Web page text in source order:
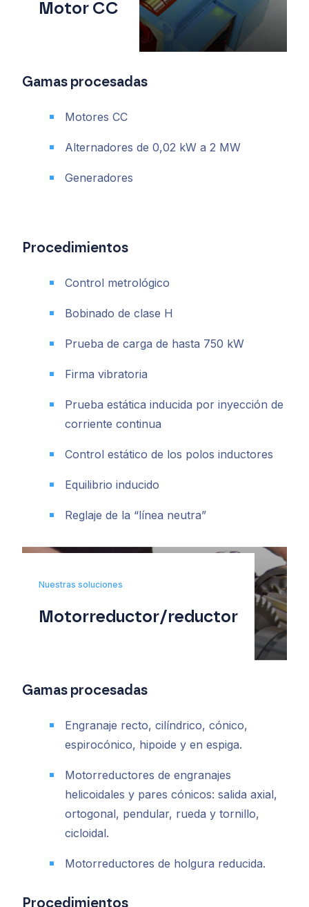
Motor CC
Gamas procesadas
Motores CC
Alternadores de 0,02 kW a 2 MW
Generadores
Procedimientos
Control metrológico
Bobinado de clase H
Prueba de carga de hasta 750 kW
Firma vibratoria
Prueba estática inducida por inyección de
corriente continua
Control estático de los polos inductores
Equilibrio inducido
Reglaje de la “línea neutra”
Nuestras soluciones
Motorreductor/reductor
Gamas procesadas
Engranaje recto, cilíndrico, cónico,
espirocónico, hipoide y en espiga.
Motorreductores de engranajes
helicoidales y pares cónicos: salida axial,
ortogonal, pendular, rueda y tornillo,
cicloidal.
Motorreductores de holgura reducida.
Procedimientos